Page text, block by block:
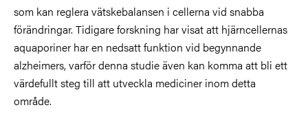
som kan reglera vätskebalansen i cellerna vid snabba
förändringar. Tidigare forskning har visat att hjärncellernas
aquaporiner har en nedsatt funktion vid begynnande
alzheimers, varför denna studie även kan komma att bli ett
värdefullt steg till att utveckla mediciner inom detta
område.